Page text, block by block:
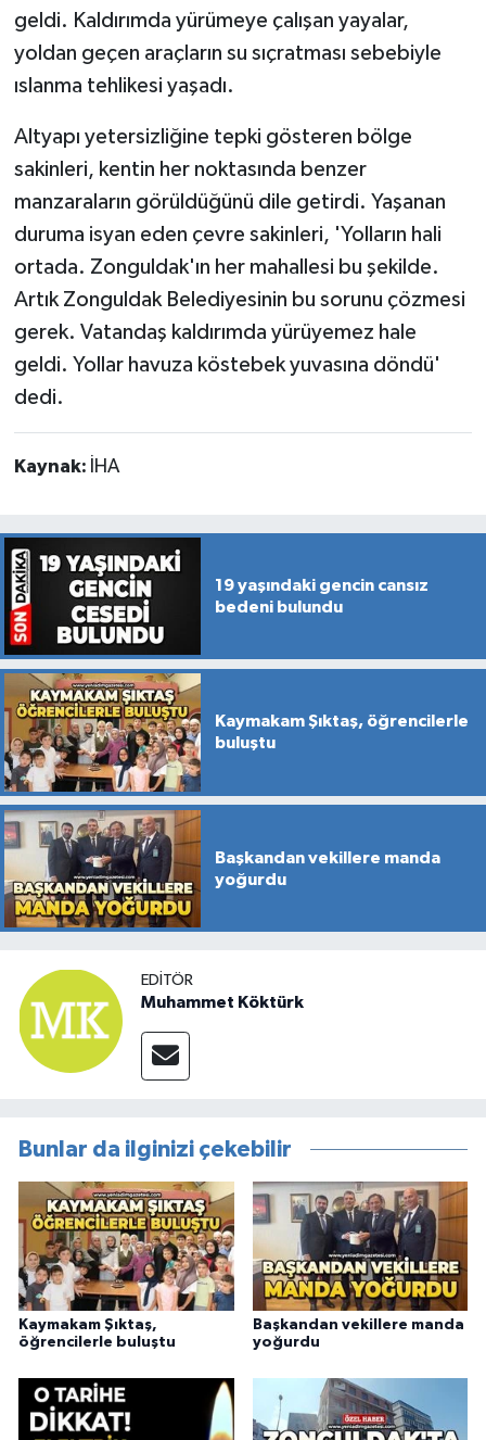
geldi. Kaldırımda yürümeye çalışan yayalar,
yoldan geçen araçların su sıçratması sebebiyle
ıslanma tehlikesi yaşadı.
Altyapı yetersizliğine tepki gösteren bölge
sakinleri, kentin her noktasında benzer
manzaraların görüldüğünü dile getirdi. Yaşanan
duruma isyan eden çevre sakinleri, 'Yolların hali
ortada. Zonguldak'ın her mahallesi bu şekilde.
Artık Zonguldak Belediyesinin bu sorunu çözmesi
gerek. Vatandaş kaldırımda yürüyemez hale
geldi. Yollar havuza köstebek yuvasına döndü'
dedi.
Kaynak: İHA
19 yaşındaki gencin cansız
bedeni bulundu
Kaymakam Şıktaş, öğrencilerle
buluştu
Başkandan vekillere manda
yoğurdu
EDITÖR
Muhammet Köktürk
Bunlar da ilginizi çekebilir
Kaymakam Şıktaş,
öğrencilerle buluştu
Başkandan vekillere manda
yoğurdu